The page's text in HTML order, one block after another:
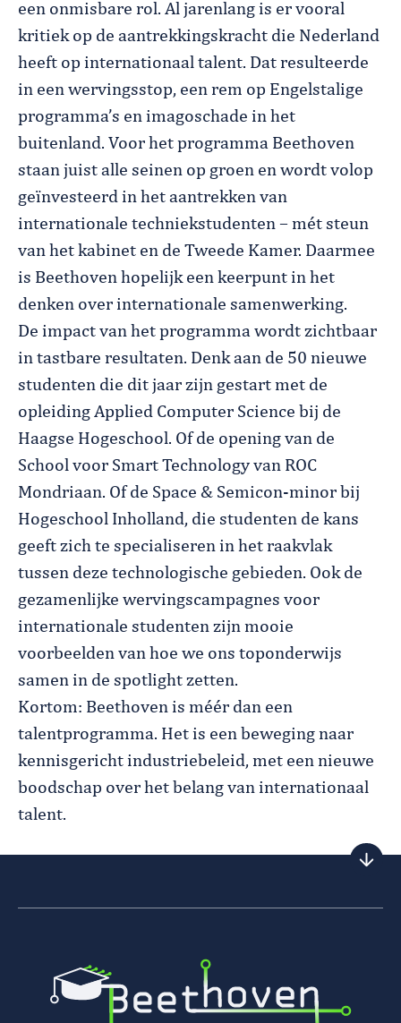
een onmisbare rol. Al jarenlang is er vooral
kritiek op de aantrekkingskracht die Nederland
heeft op internationaal talent. Dat resulteerde
in een wervingsstop, een rem op Engelstalige
programma’s en imagoschade in het
buitenland. Voor het programma Beethoven
staan juist alle seinen op groen en wordt volop
geïnvesteerd in het aantrekken van
internationale techniekstudenten – mét steun
van het kabinet en de Tweede Kamer. Daarmee
is Beethoven hopelijk een keerpunt in het
denken over internationale samenwerking.
De impact van het programma wordt zichtbaar
in tastbare resultaten. Denk aan de 50 nieuwe
studenten die dit jaar zijn gestart met de
opleiding Applied Computer Science bij de
Haagse Hogeschool. Of de opening van de
School voor Smart Technology van ROC
Mondriaan. Of de Space & Semicon-minor bij
Hogeschool Inholland, die studenten de kans
geeft zich te specialiseren in het raakvlak
tussen deze technologische gebieden. Ook de
gezamenlijke wervingscampagnes voor
internationale studenten zijn mooie
voorbeelden van hoe we ons toponderwijs
samen in de spotlight zetten.
Kortom: Beethoven is méér dan een
talentprogramma. Het is een beweging naar
kennisgericht industriebeleid, met een nieuwe
boodschap over het belang van internationaal
talent.